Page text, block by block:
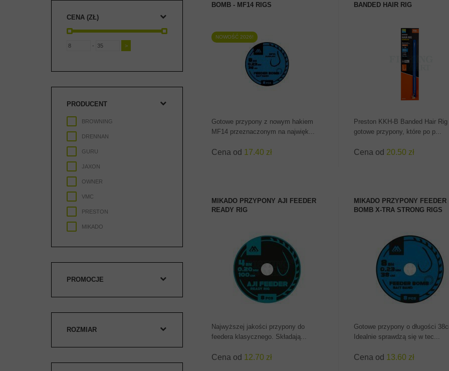
BOMB - MF14 RIGS
NOWOŚĆ 2026!
ZOBACZ PRODUKT
Gotowe przypony z nowym hakiem
MF14 przeznaczonym na najwięk...
Cena od 17.40 zł
BANDED HAIR RIG
ZOBACZ PRODUKT
Preston KKH-B Banded Hair
gotowe przypony, które po p...
Cena od 20.50 zł
MIKADO PRZYPONY AJI FEEDER
READY RIG
ZOBACZ PRODUKT
Najwyższej jakości przypony do
feedera klasycznego. Składają...
Cena od 12.70 zł
MIKADO PRZYPONY FEEDER
BOMB X-TRA STRONG RIGS
ZOBACZ PRODUKT
Gotowe przypony o długości
Idealnie sprawdzą się w tec...
Cena od 13.60 zł
CENA (ZŁ)
-
PRODUCENT
BROWNING
DRENNAN
GURU
JAXON
OWNER
VMC
PRESTON
MIKADO
PROMOCJE
ROZMIAR